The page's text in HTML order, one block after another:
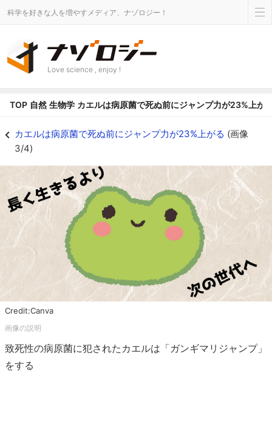
科学を好きな人を増やすメディア、ナゾロジー！
Love science , enjoy !
TOP 自然 生物学 カエルは病原菌で死ぬ前にジャンプ力が23%上が
カエルは病原菌で死ぬ前にジャンプ力が23%上がる (画像
3/4)
Credit:Canva
致死性の病原菌に犯されたカエルは「ガンギマリジャンプ」
をする